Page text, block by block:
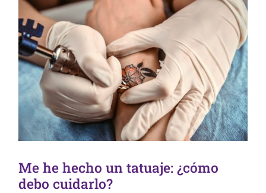
Me he hecho un tatuaje: ¿cómo
debo cuidarlo?